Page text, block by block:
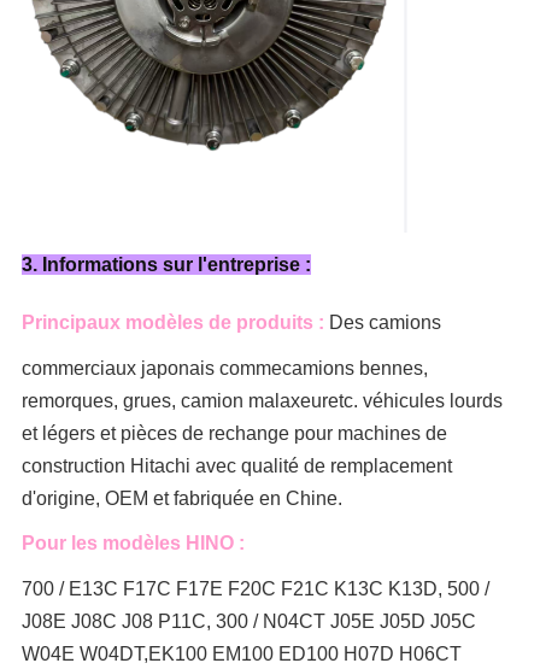
3. Informations sur l'entreprise :
Principaux modèles de produits : Des camions
commerciaux japonais commecamions bennes,
remorques, grues, camion malaxeuretc. véhicules lourds
et légers et pièces de rechange pour machines de
construction Hitachi avec qualité de remplacement
d'origine, OEM et fabriquée en Chine.
Pour les modèles HINO :
700 / E13C F17C F17E F20C F21C K13C K13D, 500 /
J08E J08C J08 P11C, 300 / N04CT J05E J05D J05C
W04E W04DT,EK100 EM100 ED100 H07D H06CT